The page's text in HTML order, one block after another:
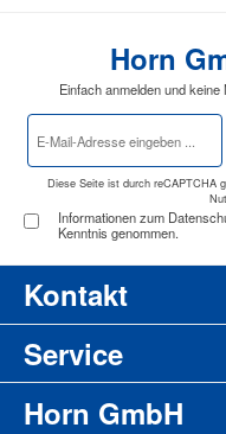
Horn
Einfach anmelden und
E-
Mail-
*
Diese Seite ist durch reCAPTCHA
Informationen zum
Kenntnis genommen.
Kontakt
Service
Horn GmbH